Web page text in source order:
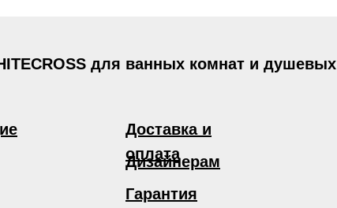
Дизайнерам
Доставка и
оплата
Гарантия
для ванных комнат и душевых